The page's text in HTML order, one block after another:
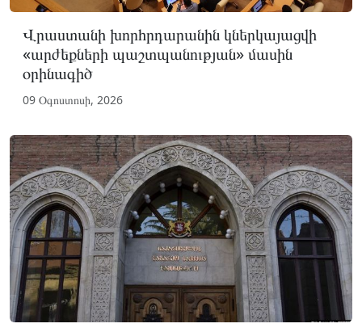
Վրաստանի խորհրդարանին կներկայացվի
«արժեքների պաշտպանության» մասին
օրինագիծ
09 Օգոստոսի, 2026